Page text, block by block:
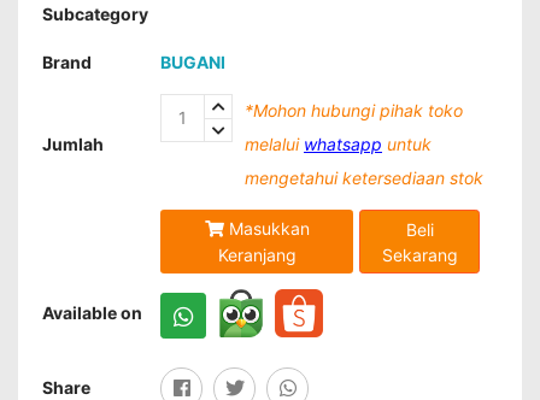
Subcategory
Brand BUGANI
Jumlah
*Mohon hubungi pihak toko
melalui whatsapp untuk
mengetahui ketersediaan stok
Masukkan
Keranjang
Beli
Sekarang
Available on
Share